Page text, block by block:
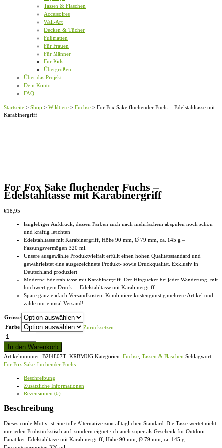
Tassen & Flaschen
Accessoires
Wall-Art
Decken & Tücher
Fußmatten
Für Frauen
Für Männer
Für Kids
Übergrößen
Über das Projekt
Dein Konto
FAQ
Startseite > Shop > Wildtiere > Füchse > For Fox Sake fluchender Fuchs – Edelstahltasse mit
Karabinergriff
For Fox Sake fluchender Fuchs –
Edelstahltasse mit Karabinergriff
€18,95
langlebiger Aufdruck, dessen Farben auch nach mehrfachem abspülen noch schön
und kräftig leuchten
Edelstahltasse mit Karabinergriff, Höhe 90 mm, Ø 79 mm, ca. 145 g –
Fassungsvermögen 320 ml.
Unsere ausgewählte Produktvielfalt erfüllt einen hohen Qualitätsstandard und
gewährleistet eine ausgezeichnete Produkt- sowie Druckqualität. Exklusiv in
Deutschland produziert
Moderne Edelstahltasse mit Karabinergriff. Der Hingucker bei jeder Wanderung, mit
hochwertigem Druck. – Edelstahltasse mit Karabinergriff
Spare ganz einfach Versandkosten: Kombiniere kostengünstig mehrere Artikel und
zahle nur einmal Versand!
Grösse
Farbe
Zurücksetzen
For
Fox
Sake
fluchender
Fuchs
Edelstahltasse
Menge
In den Warenkorb
Artikelnummer: B2I4E07T_KRBMUG Kategorien: Füchse Tassen & Flaschen Schlagwort:
For Fox Sake fluchender Fuchs
Beschreibung
Zusätzliche Informationen
Rezensionen (0)
Beschreibung
Dieses coole Motiv ist eine tolle Alternative zum alltäglichen Standard. Die Tasse wertet nicht
nur jeden Frühstückstisch auf, sondern eignet sich auch super als Geschenk für Outdoor
Fanatiker. Edelstahltasse mit Karabinergriff, Höhe 90 mm, Ø 79 mm, ca. 145 g –